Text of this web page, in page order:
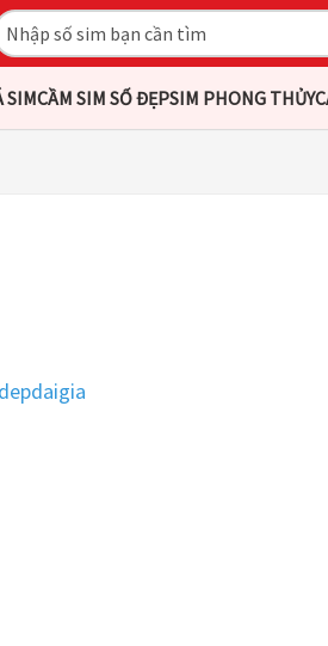
SIMCẦM SIM SỐ ĐẸPSIM PHONG THỦY